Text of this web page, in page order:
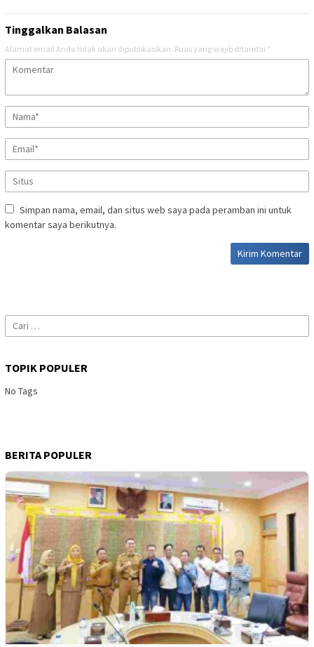
Tinggalkan Balasan
Alamat email Anda tidak akan dipublikasikan. Ruas yang wajib ditandai *
Simpan nama, email, dan situs web saya pada peramban ini untuk
komentar saya berikutnya.
Cari
untuk:
TOPIK POPULER
No Tags
BERITA POPULER